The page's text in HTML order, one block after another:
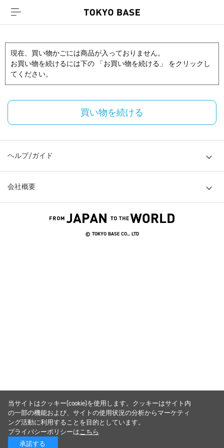
現在、買い物かごには商品が入っておりません。
お買い物を続けるには下の 「お買い物を続ける」 をクリックし
てください。
買い物を続ける
ヘルプ/ガイド
会社概要
© TOKYO BASE CO., LTD
当サイトはクッキー(cookie)を使用します。クッキーはサイト内
の一部の機能および、サイトの使用状況の分析からマーケティ
ング活動に利用することを目的としています。
プライバシーポリシーはこちら
承諾する